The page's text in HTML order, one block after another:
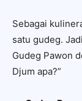
Sebagai
satu gudeg.
Gudeg Pawon
Djum apa?”